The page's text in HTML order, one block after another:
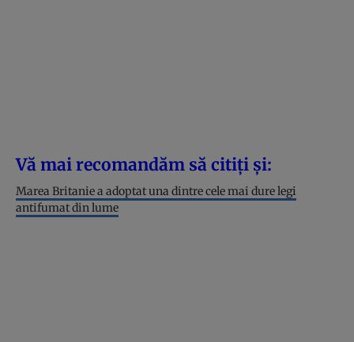
Vă mai recomandăm să citiți și:
Marea Britanie a adoptat una dintre cele mai dure legi
antifumat din lume